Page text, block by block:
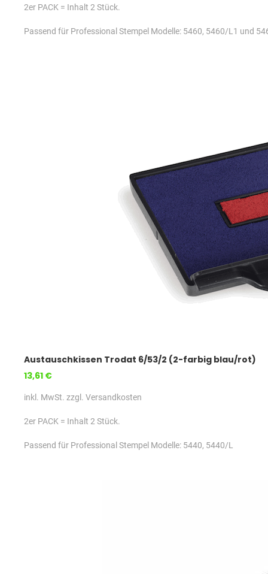
2er PACK = Inhalt 2 Stück.
Passend für Professional Stempel Modelle: 5460, 5460/L1 und
Austauschkissen Trodat 6/53/2 (2-farbig blau/rot)
13,61 €
inkl. MwSt. zzgl. Versandkosten
2er PACK = Inhalt 2 Stück.
Passend für Professional Stempel Modelle: 5440, 5440/L